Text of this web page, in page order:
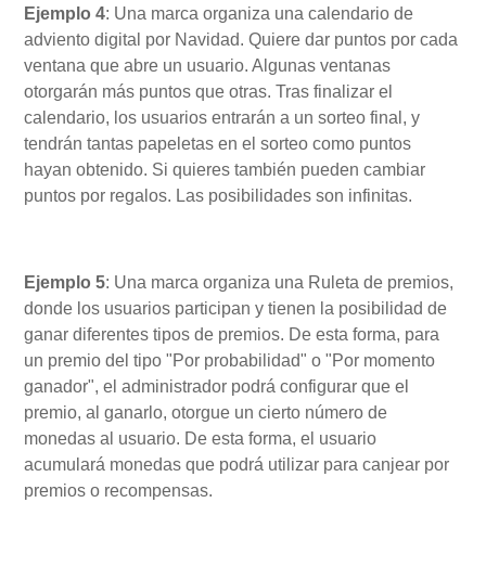
Ejemplo 4: Una marca organiza una calendario de
adviento digital por Navidad. Quiere dar puntos por cada
ventana que abre un usuario. Algunas ventanas
otorgarán más puntos que otras. Tras finalizar el
calendario, los usuarios entrarán a un sorteo final, y
tendrán tantas papeletas en el sorteo como puntos
hayan obtenido. Si quieres también pueden cambiar
puntos por regalos. Las posibilidades son infinitas.
Ejemplo 5: Una marca organiza una Ruleta de premios,
donde los usuarios participan y tienen la posibilidad de
ganar diferentes tipos de premios. De esta forma, para
un premio del tipo "Por probabilidad" o "Por momento
ganador", el administrador podrá configurar que el
premio, al ganarlo, otorgue un cierto número de
monedas al usuario. De esta forma, el usuario
acumulará monedas que podrá utilizar para canjear por
premios o recompensas.